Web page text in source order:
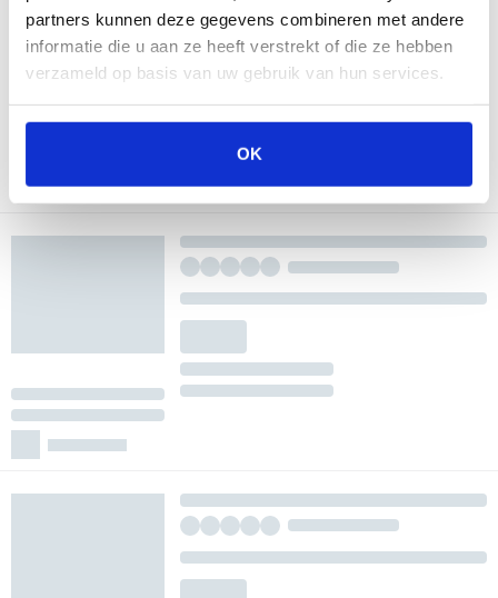
partners kunnen deze gegevens combineren met andere
informatie die u aan ze heeft verstrekt of die ze hebben
verzameld op basis van uw gebruik van hun services.
OK